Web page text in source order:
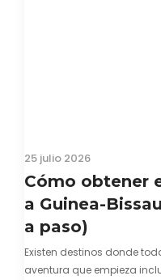
25 julio 2026
Cómo obtener
a Guinea-
a paso)
Existen destinos donde
aventura que empieza